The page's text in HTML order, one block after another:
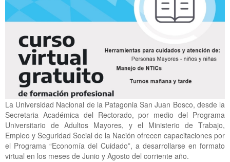
La Universidad Nacional de la Patagonia San Juan Bosco, desde la
Secretaria Académica del Rectorado, por medio del Programa
Universitario de Adultos Mayores, y el Ministerio de Trabajo,
Empleo y Seguridad Social de la Nación ofrecen capacitaciones por
el Programa “Economía del Cuidado”, a desarrollarse en formato
virtual en los meses de Junio y Agosto del corriente año.